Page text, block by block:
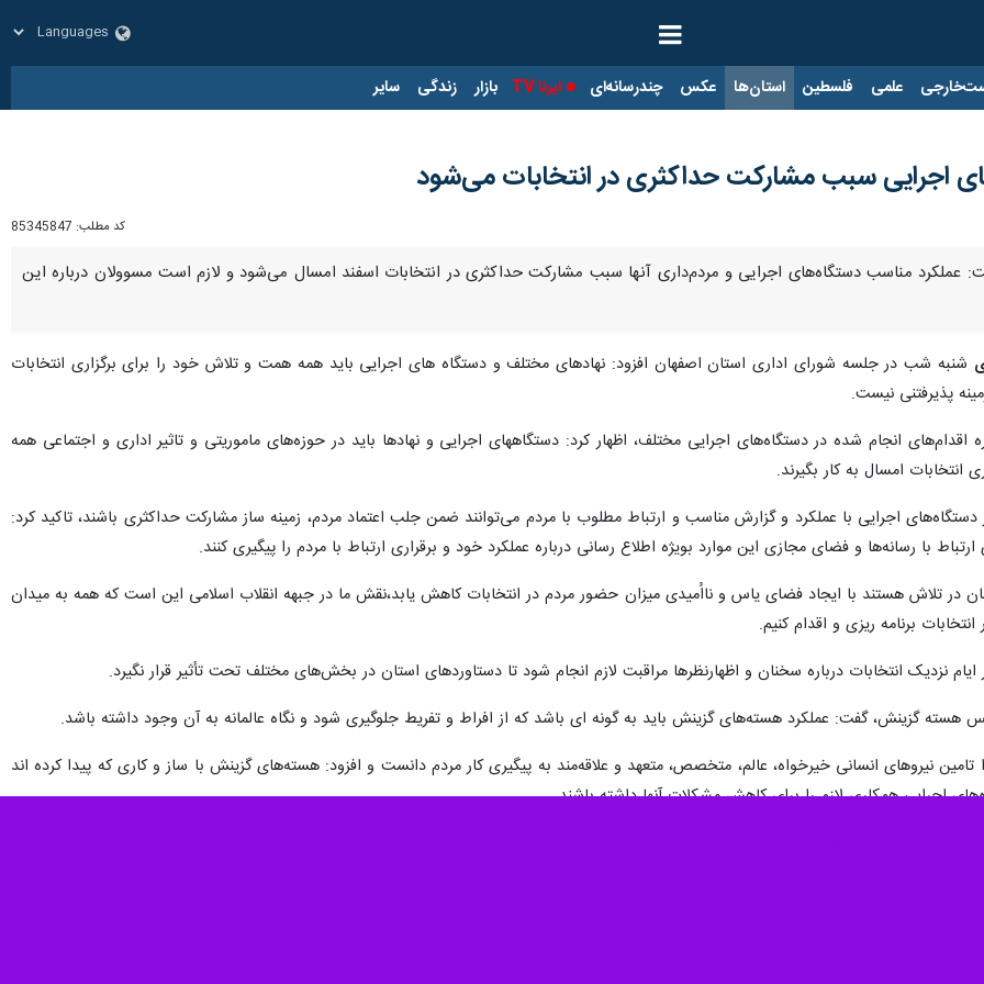
علمی فلسطین استان‌ها عکس چندرسانه‌ای ایرنا TV بازار زندگی سایر
اجرایی سبب مشارکت حداکثری در انتخابات می‌شود
کد مطلب: 85345847